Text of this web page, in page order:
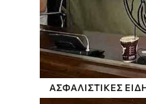
ΑΣΦΑΛΙΣΤΙΚΕΣ